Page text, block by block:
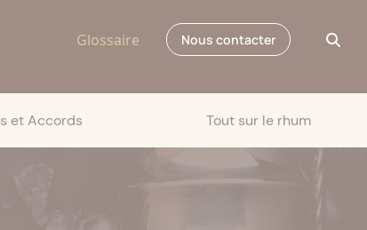
Glossaire Nous contacter
et Accords Tout sur le rhum